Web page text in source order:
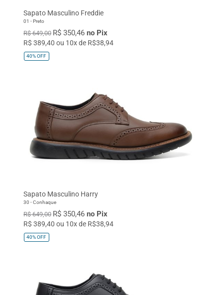
Sapato Masculino Freddie
01 - Preto
R$ 649,00 R$ 350,46 no Pix
R$ 389,40 ou 10x de R$38,94
40%OFF
Sapato Masculino Harry
30 - Conhaque
R$ 649,00 R$ 350,46 no Pix
R$ 389,40 ou 10x de R$38,94
40%OFF